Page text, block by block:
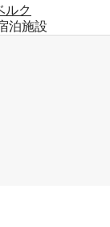
ルク
泊施設